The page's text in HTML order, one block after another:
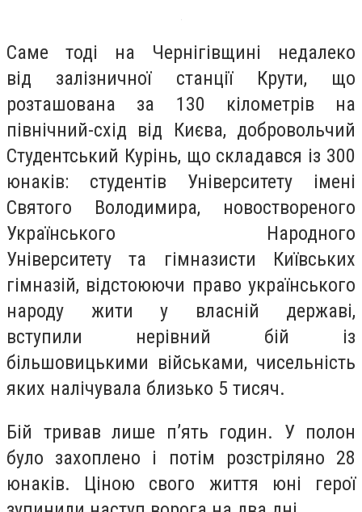
Саме тоді на Чернігівщині недалеко
від залізничної станції Крути, що
розташована за 130 кілометрів на
північний-схід від Києва, добровольчий
Студентський Курінь, що складався із 300
юнаків: студентів Університету імені
Святого Володимира, новоствореного
Українського Народного
Університету та гімназисти Київських
гімназій, відстоюючи право українського
народу жити у власній державі,
вступили нерівний бій із
більшовицькими військами, чисельність
яких налічувала близько 5 тисяч.
Бій тривав лише п’ять годин. У полон
було захоплено і потім розстріляно 28
юнаків. Ціною свого життя юні герої